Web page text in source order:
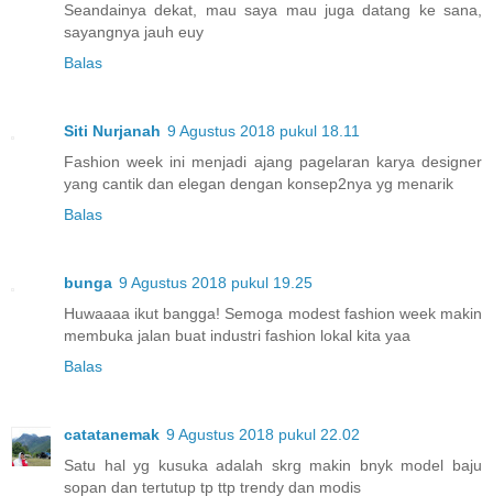
Seandainya dekat, mau saya mau juga datang ke sana,
sayangnya jauh euy
Balas
Siti Nurjanah 9 Agustus 2018 pukul 18.11
Fashion week ini menjadi ajang pagelaran karya designer
yang cantik dan elegan dengan konsep2nya yg menarik
Balas
bunga 9 Agustus 2018 pukul 19.25
Huwaaaa ikut bangga! Semoga modest fashion week makin
membuka jalan buat industri fashion lokal kita yaa
Balas
catatanemak 9 Agustus 2018 pukul 22.02
Satu hal yg kusuka adalah skrg makin bnyk model baju
sopan dan tertutup tp ttp trendy dan modis